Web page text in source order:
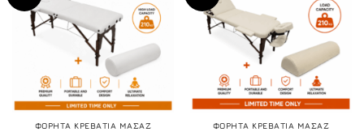
ΦΟΡΗΤΑ ΚΡΕΒΑΤΙΑ ΜΑΣΑΖ ΦΟΡΗΤΑ ΚΡΕΒΑΤΙΑ ΜΑΣΑΖ